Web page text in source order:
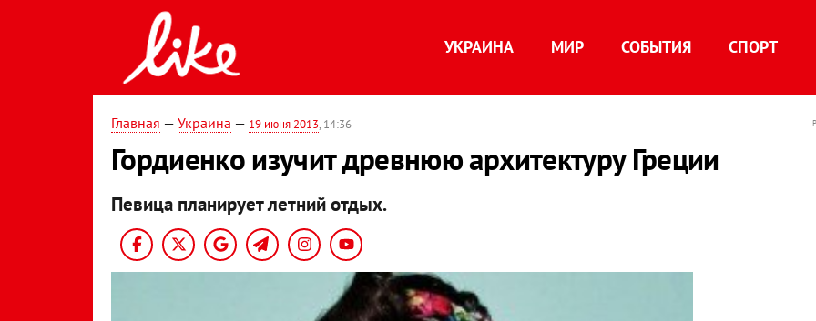
УКРАИНА МИР СОБЫТИЯ СПОРТ
Главная — Украина — 19 июня 2013, 14:36
Гордиенко изучит древнюю архитектуру Греции
Певица планирует летний отдых.